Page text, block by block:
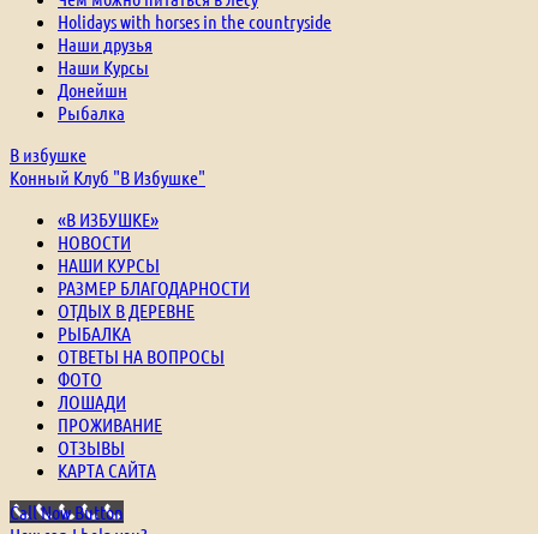
Holidays with horses in the countryside
Наши друзья
Наши Курсы
Донейшн
Рыбалка
В избушке
Конный Клуб "В Избушке"
«В ИЗБУШКЕ»
НОВОСТИ
НАШИ КУРСЫ
РАЗМЕР БЛАГОДАРНОСТИ
ОТДЫХ В ДЕРЕВНЕ
РЫБАЛКА
ОТВЕТЫ НА ВОПРОСЫ
ФОТО
ЛОШАДИ
ПРОЖИВАНИЕ
ОТЗЫВЫ
КАРТА САЙТА
Call Now Button